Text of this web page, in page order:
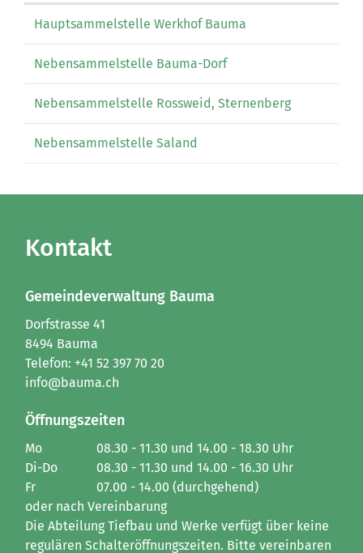
Hauptsammelstelle Werkhof Bauma
Nebensammelstelle Bauma-Dorf
Nebensammelstelle Rossweid, Sternenberg
Nebensammelstelle Saland
Kontakt
Gemeindeverwaltung Bauma
Dorfstrasse 41
8494 Bauma
Telefon: +41 52 397 70 20
info@bauma.ch
Öffnungszeiten
Mo
08.30 - 11.30 und 14.00 - 18.30 Uhr
Di-Do
08.30 - 11.30 und 14.00 - 16.30 Uhr
Fr
07.00 - 14.00 (durchgehend)
oder nach Vereinbarung
Die Abteilung Tiefbau und Werke verfügt über keine
regulären Schalteröffnungszeiten. Bitte vereinbaren